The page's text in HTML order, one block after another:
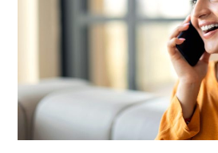
달려온 남편도 놀란 기색이 역력했습니다. 이내
재빨리 걸레를 가져와 얼룩을 닦기 시작했습니
발걸음을 조용조용 움직였지만, 페트병 열리는
어두운 딸들도 자다 말고 놀란 얼굴로 나왔습
진정시키고는 아빠를 도와 주방을 치웠습니다
주방이…